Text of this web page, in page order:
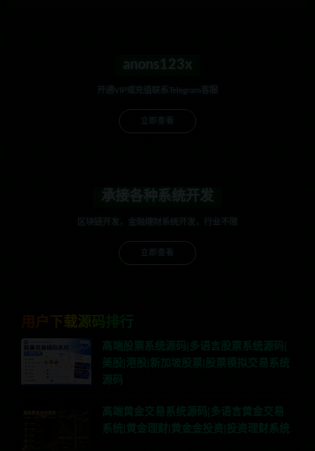
anons123x
开通VIP或充值联系Telegram客服
立即查看
承接各种系统开发
区块链开发，金融理财系统开发，行业不限
立即查看
用户下载源码排行
高端股票系统源码|多语言股票系统源码|
美股|港股|新加坡股票|股票模拟交易系统
源码
高端黄金交易系统源码|多语言黄金交易
系统|黄金理财|黄金金投资|投资理财系统